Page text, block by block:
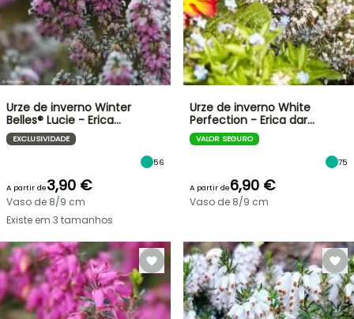
Urze de inverno Winter
Belles® Lucie - Erica…
EXCLUSIVIDADE
56
A partir de3,90 €
Vaso de 8/9 cm
Existe em 3 tamanhos
Urze de inverno White
Perfection - Erica dar…
VALOR SEGURO
75
A partir de6,90 €
Vaso de 8/9 cm